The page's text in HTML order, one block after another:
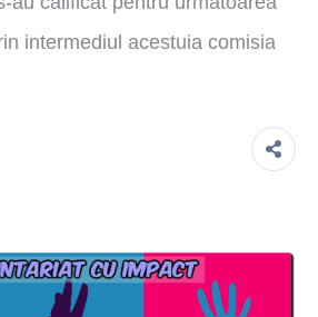
intermediul acestuia comisia